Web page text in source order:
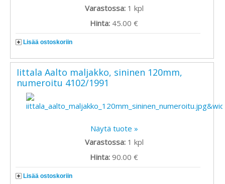
Varastossa: 1 kpl
Hinta: 45.00 €
Lisää ostoskoriin
Iittala Aalto maljakko, sininen 120mm,
numeroitu 4102/1991
Näytä tuote »
Varastossa: 1 kpl
Hinta:90.00 €
Lisää ostoskoriin